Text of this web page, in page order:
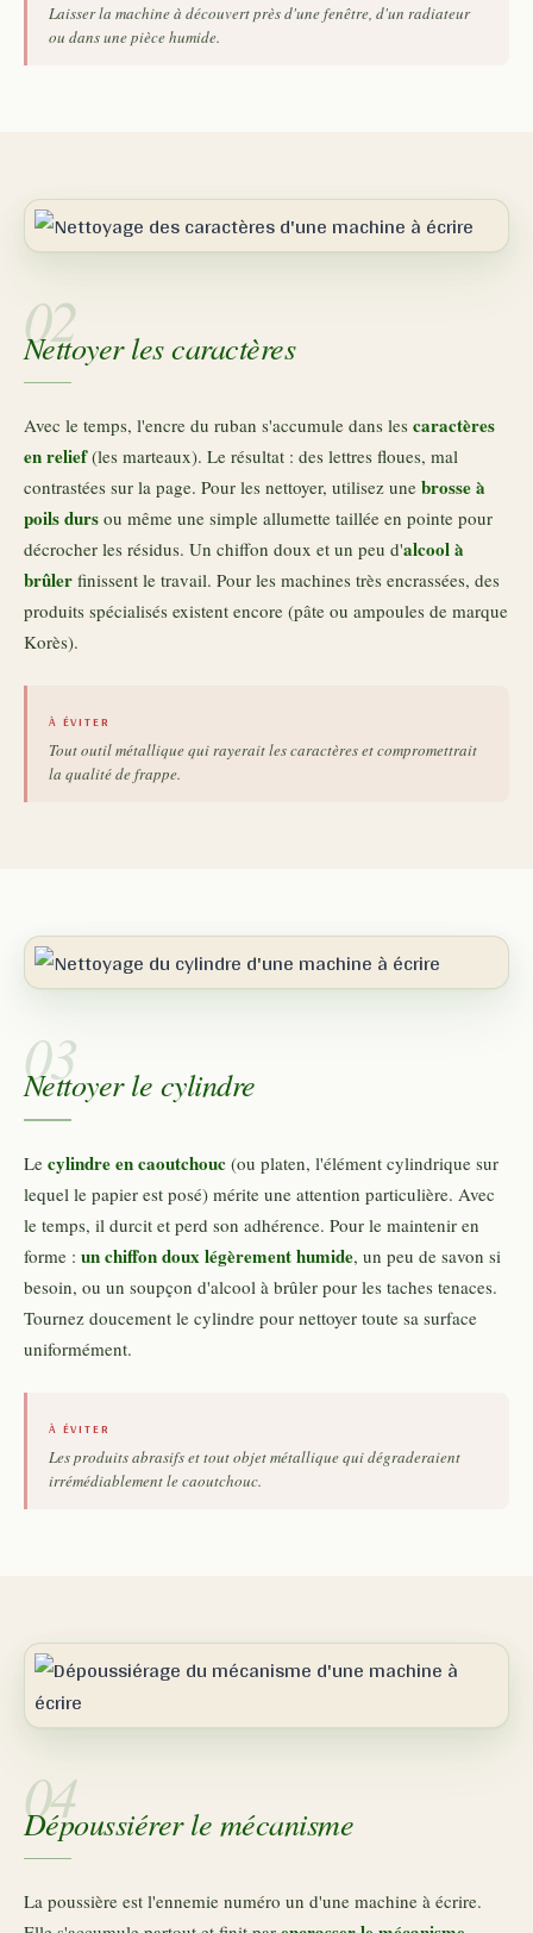
Laisser la machine à découvert près d'une fenêtre, d'un radiateur
ou dans une pièce humide.
02
Nettoyer les caractères
Avec le temps, l'encre du ruban s'accumule dans les caractères
en relief(les marteaux). Le résultat : des lettres floues, mal
contrastées sur la page. Pour les nettoyer, utilisez une brosse à
poils durs ou même une simple allumette taillée en pointe pour
décrocher les résidus. Un chiffon doux et un peu d'alcool à
brûler finissent le travail. Pour les machines très encrassées, des
produits spécialisés existent encore (pâte ou ampoules de marque
Korès).
À ÉVITER
Tout outil métallique qui rayerait les caractères et compromettrait
la qualité de frappe.
03
Nettoyer le cylindre
Le cylindre en caoutchouc (ou platen, l'élément cylindrique sur
lequel le papier est posé) mérite une attention particulière. Avec
le temps, il durcit et perd son adhérence. Pour le maintenir en
forme : un chiffon doux légèrement humide, un peu de savon si
besoin, ou un soupçon d'alcool à brûler pour les taches tenaces.
Tournez doucement le cylindre pour nettoyer toute sa surface
uniformément.
À ÉVITER
Les produits abrasifs et tout objet métallique qui dégraderaient
irrémédiablement le caoutchouc.
04
Dépoussiérer le mécanisme
La poussière est l'ennemie numéro un d'une machine à écrire.